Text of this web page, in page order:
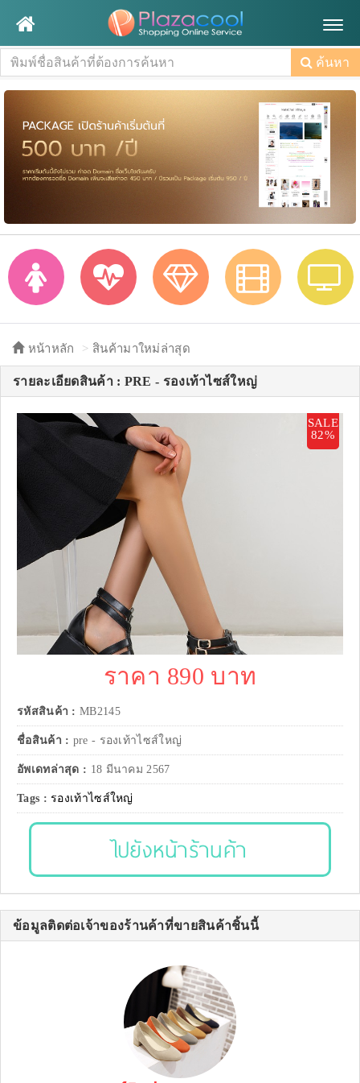
ค้นหา
หน้าหลัก สินค้ามาใหม่ล่าสุด
รายละเอียดสินค้า : PRE - รองเท้าไซส์ใหญ่
SALE
82%
ราคา 890 บาท
รหัสสินค้า : MB2145
ชื่อสินค้า : pre - รองเท้าไซส์ใหญ่
อัพเดทล่าสุด : 18 มีนาคม 2567
Tags :รองเท้าไซส์ใหญ่
ไปยังหน้าร้านค้า
ข้อมูลติดต่อเจ้าของร้านค้าที่ขายสินค้าชิ้นนี้